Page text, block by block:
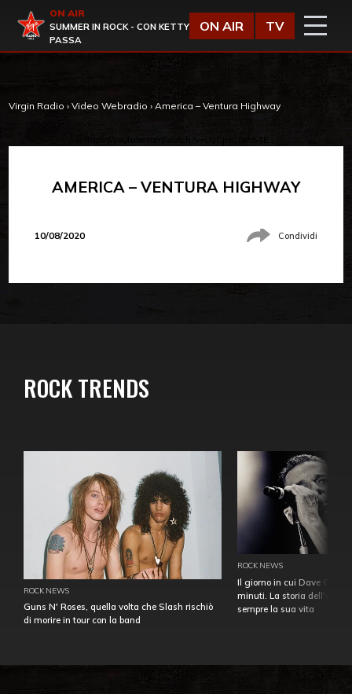
Virgin Radio
ON AIR
SUMMER IN ROCK - CON KETTY
PASSA
ON AIR TV
Virgin Radio › Video Webradio › America – Ventura Highway
AMERICA – VENTURA HIGHWAY
10/08/2020 Condividi
ROCK TRENDS
ROCK NEWS
Guns N' Roses, quella volta che Slash rischiò
di morire in tour con la band
ROCK NEWS
Il giorno in cui Dave
minuti. La storia
sempre la sua vita